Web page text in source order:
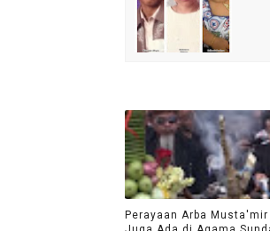
Perayaan Arba Musta'mir